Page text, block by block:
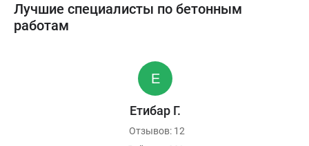
Лучшие специалисты по бетонным
работам
Етибар Г.
Отзывов: 12